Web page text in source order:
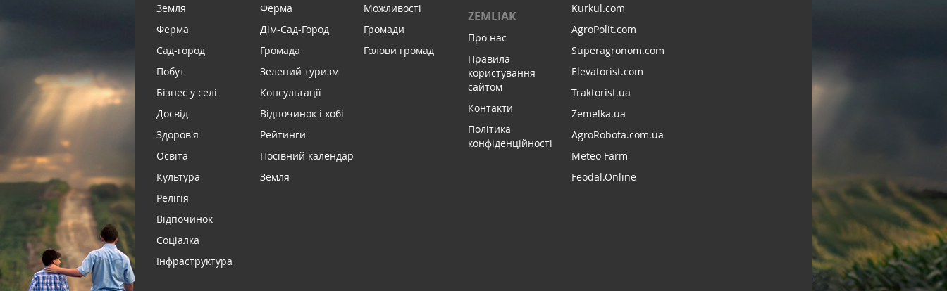
Земля
Ферма
Сад-город
Побут
Бізнес у селі
Досвід
Здоров'я
Освіта
Культура
Релігія
Відпочинок
Соціалка
Інфраструктура
Ферма
Дім-Сад-Город
Громада
Зелений туризм
Консультації
Відпочинок і хобі
Рейтинги
Посівний календар
Земля
Можливості
Громади
Голови громад
ZEMLIAK
Про нас
Правила
користування
сайтом
Контакти
Політика
конфіденційності
Kurkul.com
AgroPolit.com
Superagronom.com
Elevatorist.com
Traktorist.ua
Zemelka.ua
AgroRobota.com.ua
Meteo Farm
Feodal.Online